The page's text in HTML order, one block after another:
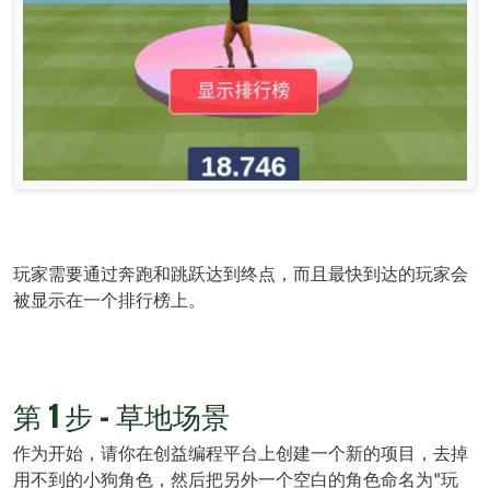
玩家需要通过奔跑和跳跃达到终点，而且最快到达的玩家会
被显示在一个排行榜上。
第 1 步 - 草地场景
作为开始，请你在创益编程平台上创建一个新的项目，去掉
用不到的小狗角色，然后把另外一个空白的角色命名为"玩